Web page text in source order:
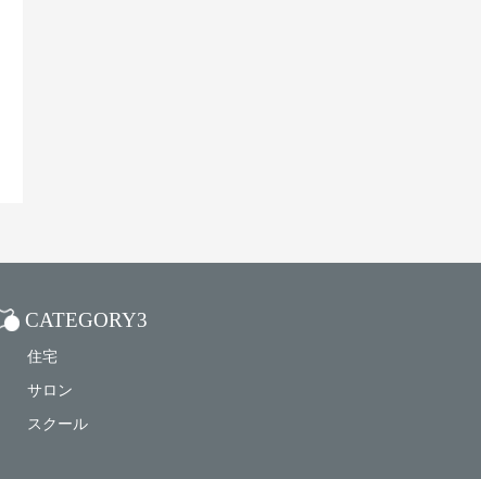
CATEGORY3
住宅
サロン
スクール